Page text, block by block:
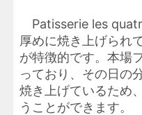
Patisserie les
厚めに焼き上げられ
が特徴的です。本場
っており、その日の
焼き上げているため
うことができます。